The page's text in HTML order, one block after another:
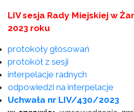
LIV sesja Rady Miejskiej w
2023 roku
protokoły głosowań
protokół z sesji
interpelacje radnych
odpowiedzi na interpelacje
Uchwała nr LIV/430/2023